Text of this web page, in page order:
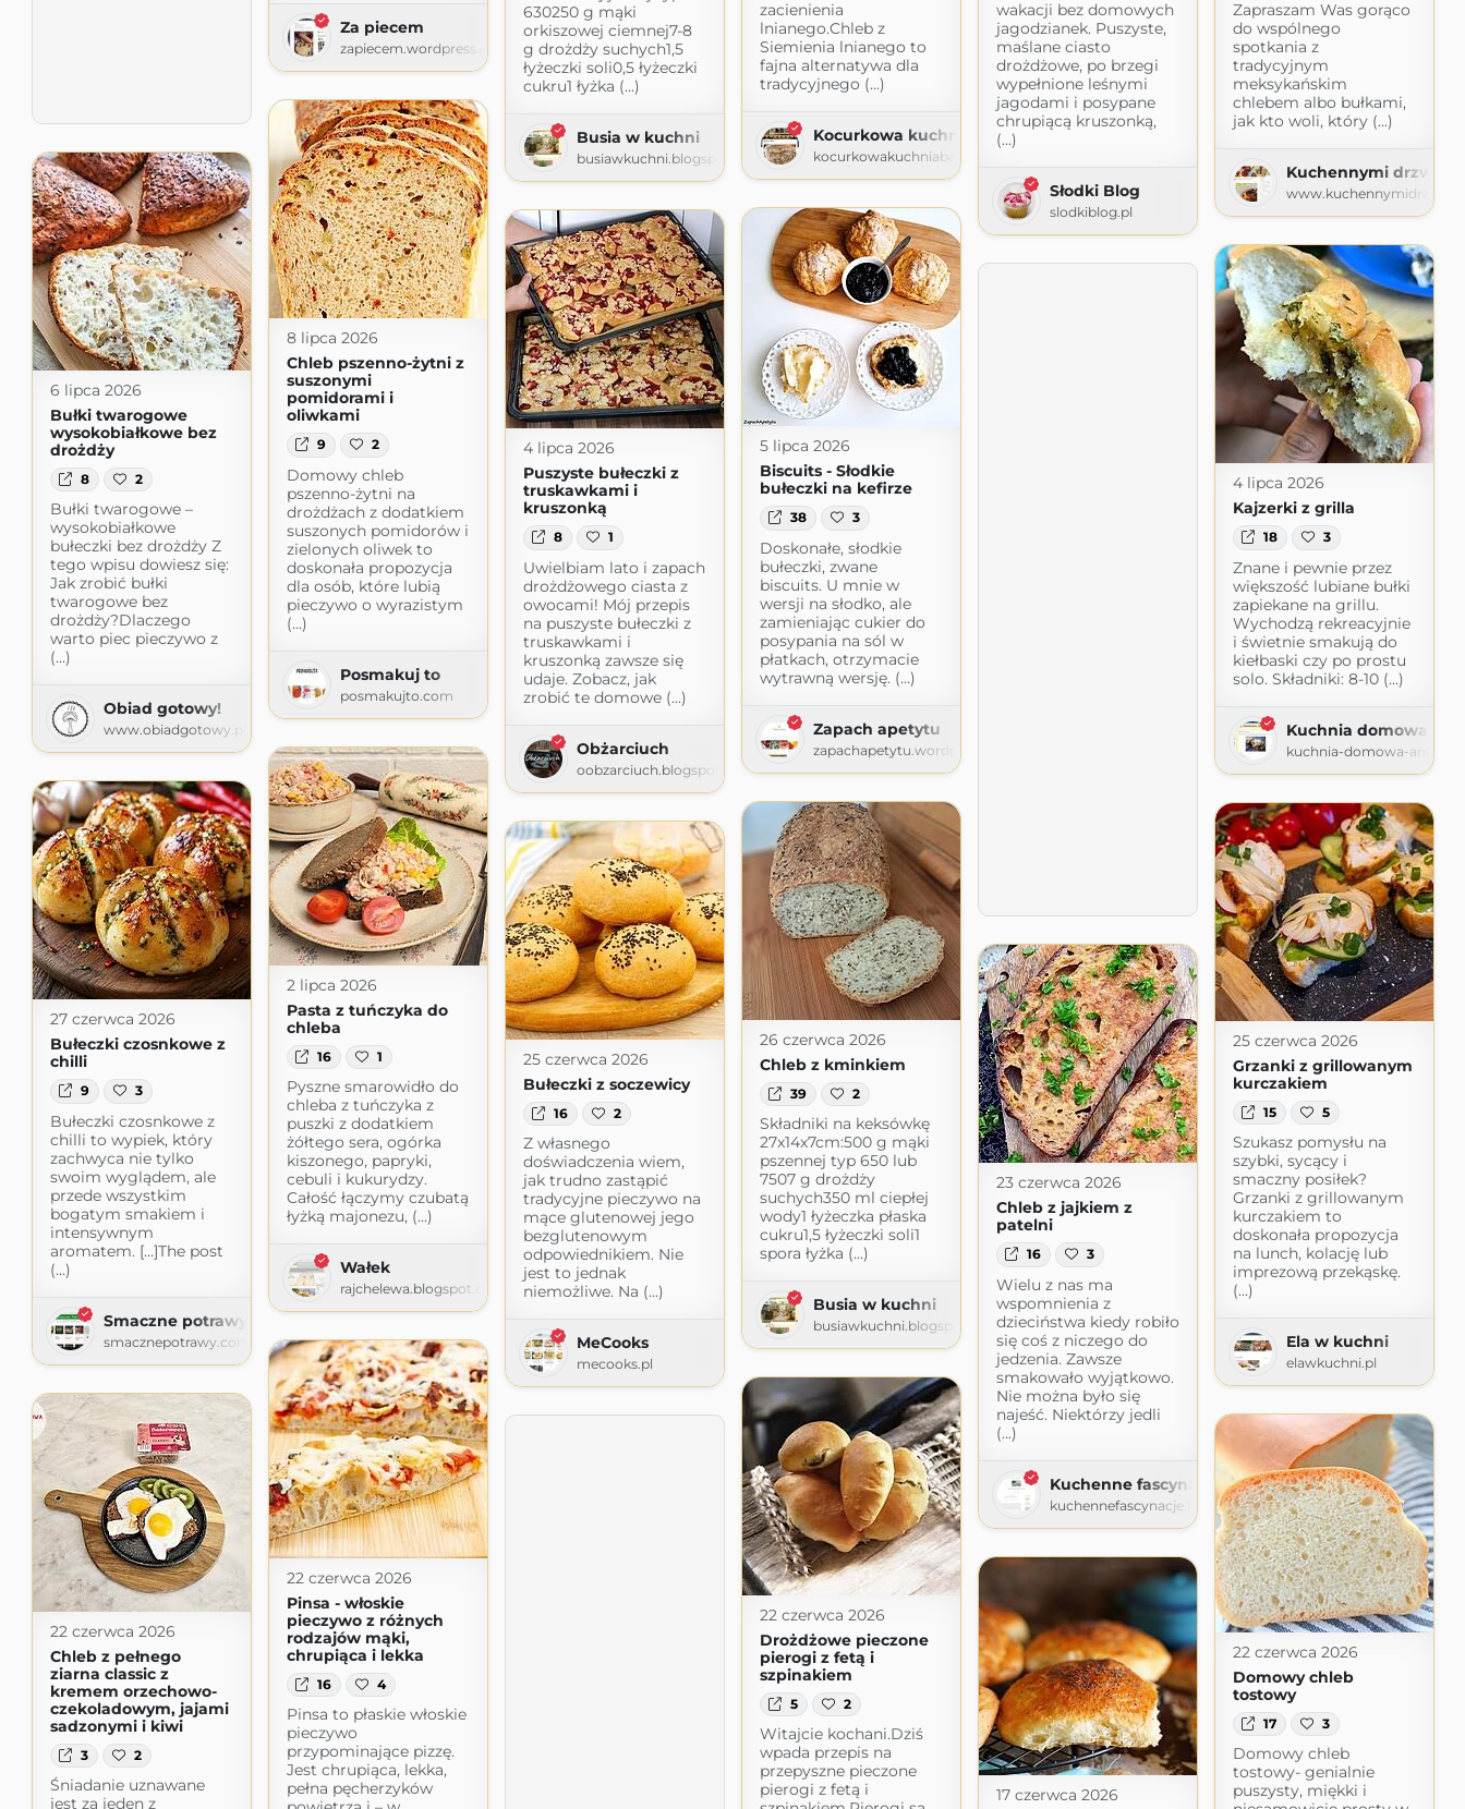
Za piecem
zapiecem.wordpress.com
zacienienia
lnianego.Chleb z
Siemienia lnianego to
fajna alternatywa dla
tradycyjnego (...)
Kocurkowa kuchnia babuni
kocurkowakuchniababuni.blogspot.com
Zapraszam Was gorąco
do wspólnego
spotkania z
tradycyjnym
meksykańskim
chlebem albo bułkami,
jak kto woli, który (...)
Kuchennymi
630250 g mąki
orkiszowej ciemnej7-8
g drożdży suchych1,5
łyżeczki soli0,5 łyżeczki
cukru1 łyżka (...)
Busia w kuchni
busiawkuchni.blogspot.com
wakacji bez domowych
jagodzianek. Puszyste,
maślane ciasto
drożdżowe, po brzegi
wypełnione leśnymi
jagodami i posypane
chrupiącą kruszonką,
(...)
Słodki Blog
slodkiblog.pl
8 lipca 2026
Chleb pszenno-żytni z
suszonymi
pomidorami i
oliwkami
9 2
Domowy chleb
pszenno-żytni na
drożdżach z dodatkiem
suszonych pomidorów i
zielonych oliwek to
doskonała propozycja
dla osób, które lubią
pieczywo o wyrazistym
(...)
Posmakuj to
posmakujto.com
6 lipca 2026
Bułki twarogowe
wysokobiałkowe bez
drożdży
8 2
Bułki twarogowe –
wysokobiałkowe
bułeczki bez drożdży Z
tego wpisu dowiesz się:
Jak zrobić bułki
twarogowe bez
drożdży?Dlaczego
warto piec pieczywo z
(...)
Obiad gotowy!
www.obiadgotowy.pl
5 lipca 2026
Biscuits - Słodkie
bułeczki na kefirze
38 3
Doskonałe, słodkie
bułeczki, zwane
biscuits. U mnie w
wersji na słodko, ale
zamieniając cukier do
posypania na sól w
płatkach, otrzymacie
wytrawną wersję. (...)
Zapach apetytu
zapachapetytu.wordpress.com
4 lipca 2026
Puszyste bułeczki z
truskawkami i
kruszonką
8 1
Uwielbiam lato i zapach
drożdżowego ciasta z
owocami! Mój przepis
na puszyste bułeczki z
truskawkami i
kruszonką zawsze się
udaje. Zobacz, jak
zrobić te domowe (...)
Obżarciuch
oobzarciuch.blogspot.com
4 lipca 2026
Kajzerki z grilla
18 3
Znane i pewnie przez
większość lubiane bułki
zapiekane na grillu.
Wychodzą rekreacyjnie
i świetnie smakują do
kiełbaski czy po prostu
solo. Składniki: 8-10 (...)
Kuchnia domowa Ani
kuchnia-domowa-
2 lipca 2026
Pasta z tuńczyka do
chleba
16 1
Pyszne smarowidło do
chleba z tuńczyka z
puszki z dodatkiem
żółtego sera, ogórka
kiszonego, papryki,
cebuli i kukurydzy.
Całość łączymy czubatą
łyżką majonezu, (...)
Wałek
rajchelewa.blogspot.com
27 czerwca 2026
Bułeczki czosnkowe z
chilli
9 3
Bułeczki czosnkowe z
chilli to wypiek, który
zachwyca nie tylko
swoim wyglądem, ale
przede wszystkim
bogatym smakiem i
intensywnym
aromatem. […]The post
(...)
Smaczne potrawy
smacznepotrawy.com
26 czerwca 2026
Chleb z kminkiem
39 2
Składniki na keksówkę
27x14x7cm:500 g mąki
pszennej typ 650 lub
7507 g drożdży
suchych350 ml ciepłej
wody1 łyżeczka płaska
cukru1,5 łyżeczki soli1
spora łyżka (...)
Busia w kuchni
busiawkuchni.blogspot.com
25 czerwca 2026
Grzanki z grillowanym
kurczakiem
15 5
Szukasz pomysłu na
szybki, sycący i
smaczny posiłek?
Grzanki z grillowanym
kurczakiem to
doskonała propozycja
na lunch, kolację lub
imprezową przekąskę.
(...)
Ela w kuchni
elawkuchni.pl
25 czerwca 2026
Bułeczki z soczewicy
16 2
Z własnego
doświadczenia wiem,
jak trudno zastąpić
tradycyjne pieczywo na
mące glutenowej jego
bezglutenowym
odpowiednikiem. Nie
jest to jednak
niemożliwe. Na (...)
MeCooks
mecooks.pl
23 czerwca 2026
Chleb z jajkiem z
patelni
16 3
Wielu z nas ma
wspomnienia z
dzieciństwa kiedy robiło
się coś z niczego do
jedzenia. Zawsze
smakowało wyjątkowo.
Nie można było się
najeść. Niektórzy jedli
(...)
Kuchenne fascynacje
kuchennefascynacje.home.blog
22 czerwca 2026
Pinsa - włoskie
pieczywo z różnych
rodzajów mąki,
chrupiąca i lekka
16 4
Pinsa to płaskie włoskie
pieczywo
przypominające pizzę.
Jest chrupiąca, lekka,
pełna pęcherzyków
22 czerwca 2026
Drożdżowe pieczone
pierogi z fetą i
szpinakiem
5 2
Witajcie kochani.Dziś
wpada przepis na
przepyszne pieczone
pierogi z fetą i
22 czerwca 2026
Chleb z pełnego
ziarna classic z
kremem orzechowo-
czekoladowym, jajami
sadzonymi i kiwi
3 2
Śniadanie uznawane
jest za jeden z
22 czerwca 2026
Domowy chleb
tostowy
17 3
Domowy chleb
tostowy- genialnie
puszysty, miękki i
17 czerwca 2026